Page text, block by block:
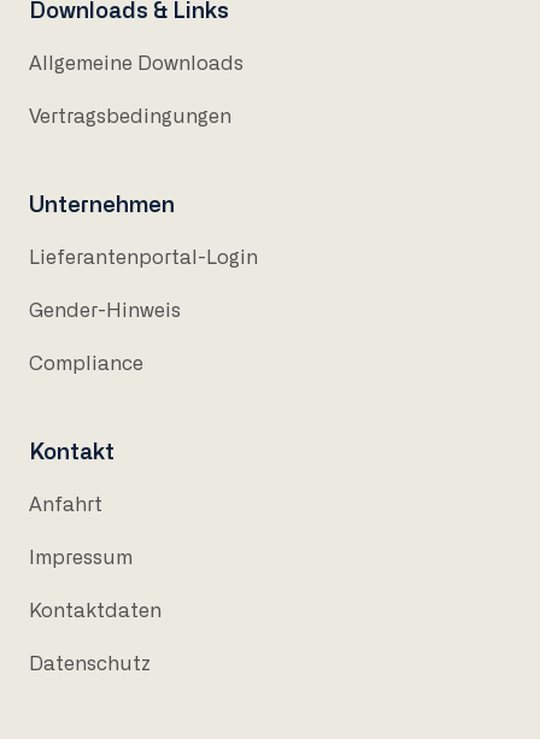
Downloads & Links
Allgemeine Downloads
Vertragsbedingungen
Unternehmen
Lieferantenportal-Login
Gender-Hinweis
Compliance
Kontakt
Anfahrt
Impressum
Kontaktdaten
Datenschutz